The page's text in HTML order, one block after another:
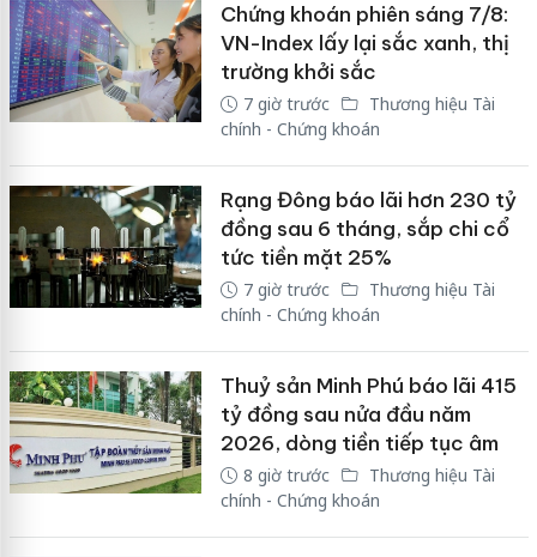
Chứng khoán phiên sáng 7/8:
VN-Index lấy lại sắc xanh, thị
trường khởi sắc
7 giờ trước
Thương hiệu Tài
chính - Chứng khoán
Rạng Đông báo lãi hơn 230 tỷ
đồng sau 6 tháng, sắp chi cổ
tức tiền mặt 25%
7 giờ trước
Thương hiệu Tài
chính - Chứng khoán
Thuỷ sản Minh Phú báo lãi 415
tỷ đồng sau nửa đầu năm
2026, dòng tiền tiếp tục âm
8 giờ trước
Thương hiệu Tài
chính - Chứng khoán